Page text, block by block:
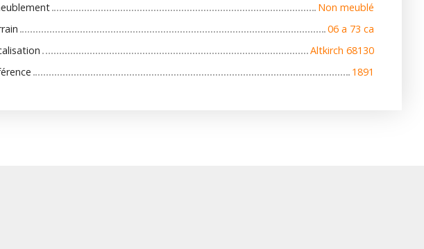
Non meublé
06 a 73 ca
Altkirch 68130
1891